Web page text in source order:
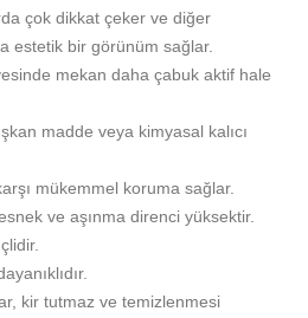
çok dikkat çeker ve diğer
estetik bir görünüm sağlar.
mekan daha çabuk aktif hale
madde veya kimyasal kalıcı
mükemmel koruma sağlar.
ve aşınma direnci yüksektir.
kir tutmaz ve temizlenmesi